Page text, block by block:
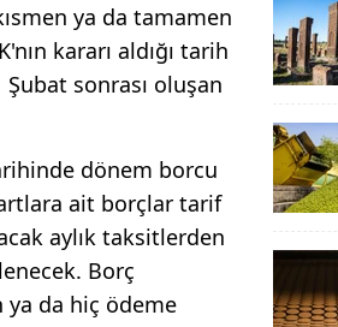
ya da tamamen
kararı aldığı tarih
sonrası oluşan
dönem borcu
ait borçlar tarif
aylık taksitlerden
Borç
ya da hiç ödeme